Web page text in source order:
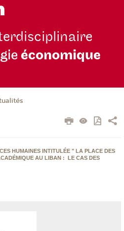
économique
HUMAINES INTITULÉE " LA PLACE DES
AU LIBAN : LE CAS DES